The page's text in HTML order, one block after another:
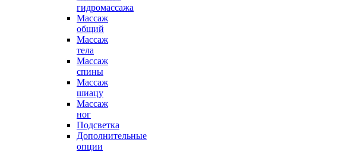
гидромассажа
Массаж
общий
Массаж
тела
Массаж
спины
Массаж
шиацу
Массаж
ног
Подсветка
Дополнительные
опции